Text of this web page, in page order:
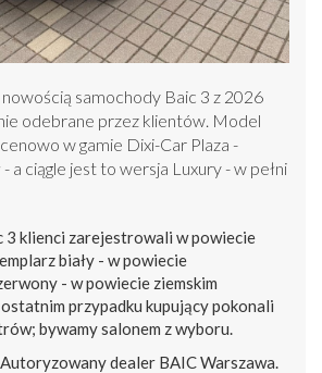
samochody Baic 3 z 2026
odebrane przez klientów. Model
w gamie Dixi-Car Plaza -
a ciągle jest to wersja Luxury - w pełni
3 klienci zarejestrowali w powiecie
biały - w powiecie
- w powiecie ziemskim
przypadku kupujący pokonali
bywamy salonem z wyboru.
dealer BAIC Warszawa.